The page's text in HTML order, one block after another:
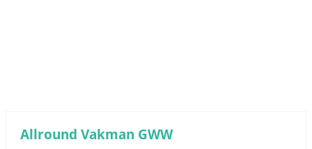
Allround Vakman GWW